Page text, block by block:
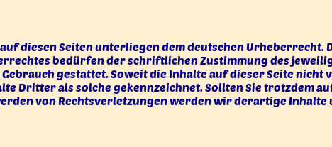
diesen Seiten unterliegen dem deutschen
bedürfen der schriftlichen Zustimmung des
gestattet. Soweit die Inhalte auf dieser Seite
Dritter als solche gekennzeichnet. Sollten Sie trotzdem
von Rechtsverletzungen werden wir derartige